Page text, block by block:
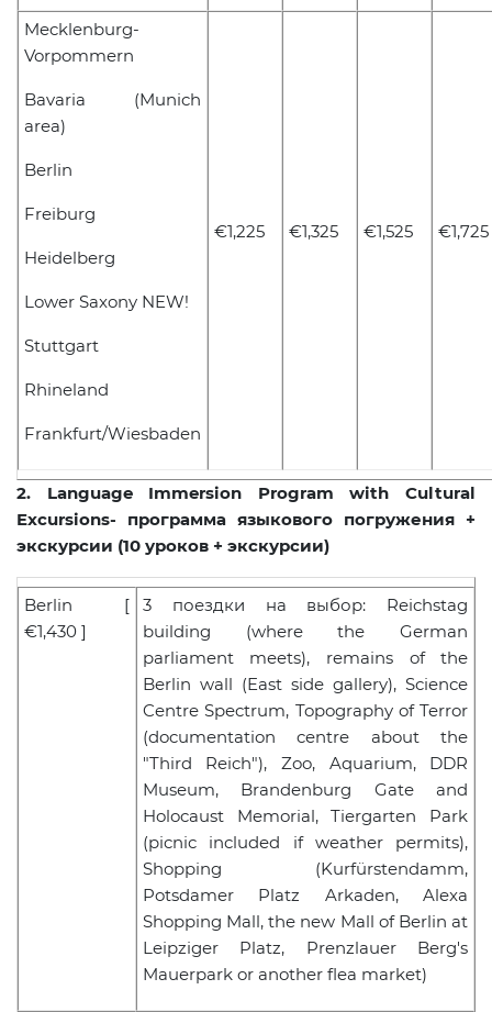
Mecklenburg-
Vorpommern
Bavaria (Munich
area)
Berlin
Freiburg
Heidelberg
Lower SaxonyNEW!
Stuttgart
Rhineland
Frankfurt/Wiesbaden
€1,225 €1,325 €1,525 €1,725
2. Language Immersion Program with Cultural
Excursions- программа языкового погружения +
экскурсии (10 уроков + экскурсии)
Berlin
[
€1,430 ]
3 поездки на выбор: Reichstag
building (where the German
parliament meets), remains of the
Berlin wall (East side gallery), Science
Centre Spectrum, Topography of Terror
(documentation centre about the
"Third Reich"), Zoo, Aquarium, DDR
Museum, Brandenburg Gate and
Holocaust Memorial, Tiergarten Park
(picnic included if weather permits),
Shopping (Kurfürstendamm,
Potsdamer Platz Arkaden, Alexa
Shopping Mall, the new Mall of Berlin at
Leipziger Platz, Prenzlauer Berg's
Mauerpark or another flea market)